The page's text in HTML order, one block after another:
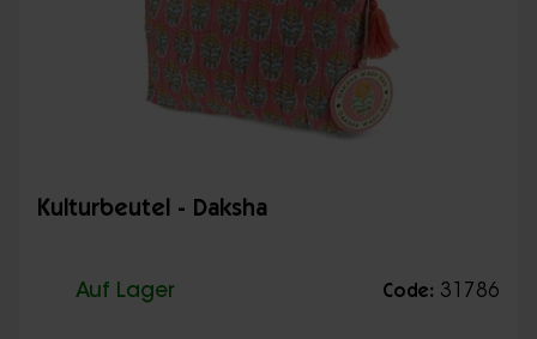
Kulturbeutel - Daksha
Auf Lager Code: 31786